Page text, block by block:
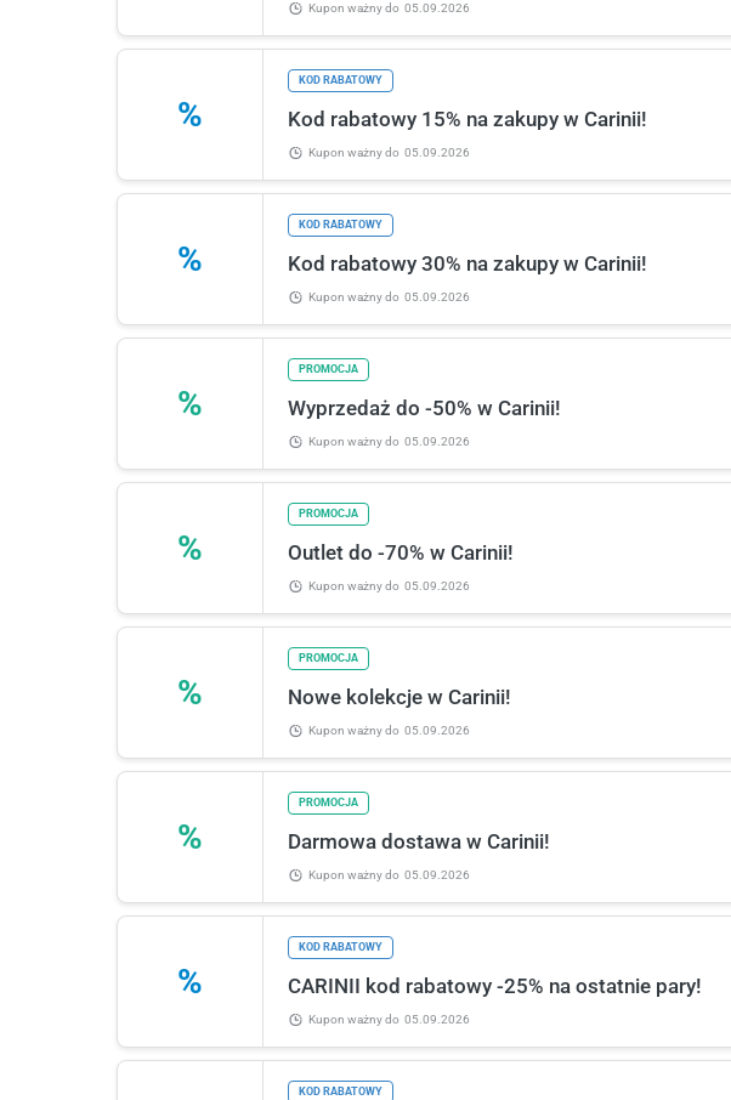
Kupon ważnydo 05.09.2026
%
KOD RABATOWY
Kod rabatowy 15% na zakupy w Carinii!
Kupon ważnydo 05.09.2026
%
KOD RABATOWY
Kod rabatowy 30% na zakupy w Carinii!
Kupon ważnydo 05.09.2026
%
PROMOCJA
Wyprzedaż do -50% w Carinii!
Kupon ważnydo 05.09.2026
%
PROMOCJA
Outlet do -70% w Carinii!
Kupon ważnydo 05.09.2026
%
PROMOCJA
Nowe kolekcje w Carinii!
Kupon ważnydo 05.09.2026
%
PROMOCJA
Darmowa dostawa w Carinii!
Kupon ważnydo 05.09.2026
%
KOD RABATOWY
CARINII kod rabatowy -25% na ostatnie pary!
Kupon ważnydo 05.09.2026
KOD RABATOWY